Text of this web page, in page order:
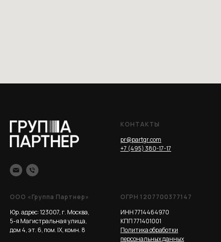
КОНТАКТЫ
pr@partgr.com
+7 (495) 380-17-17
ООО «Группа Партнер»
Юр. адрес: 123007, г. Москва,
5-я Магистральная улица,
дом 4, эт. 6, пом. IX, комн. 8
ОГРН 1207700377147
ИНН 7714464970
КПП 771401001
Политика обработки
персональных данных